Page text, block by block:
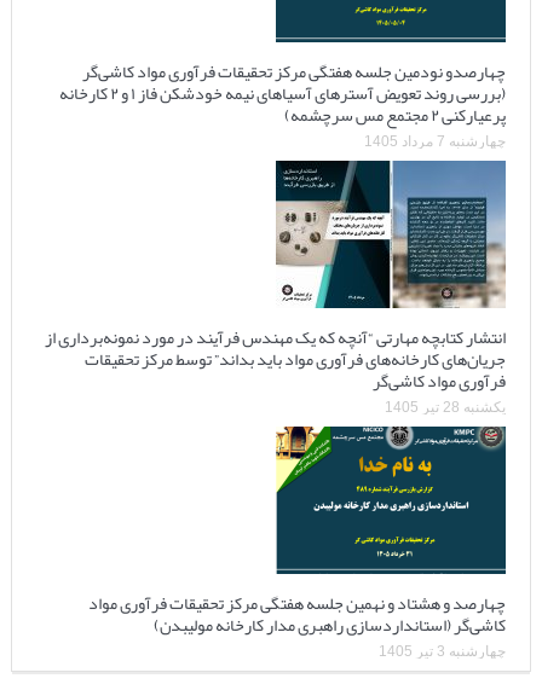
چهارصدو نودمین جلسه هفتگی مرکز تحقیقات فرآوری مواد کاشی‌گر
(بررسی روند تعویض آسترهای آسیاهای نیمه خودشکن فاز ۱ و ۲ کارخانه
پرعیارکنی ۲ مجتمع مس سرچشمه)
چهارشنبه 7 مرداد 1405
انتشار کتابچه مهارتی “آنچه که یک مهندس فرآیند در مورد نمونه‌برداری از
جریان‌های کارخانه‌های فرآوری مواد باید بداند” توسط مرکز تحقیقات
فرآوری مواد کاشی‌گر
یکشنبه 28 تیر 1405
چهارصد و هشتاد و نهمین جلسه هفتگی مرکز تحقیقات فرآوری مواد
کاشی‌گر (استانداردسازی راهبری مدار کارخانه مولیبدن)
چهارشنبه 3 تیر 1405